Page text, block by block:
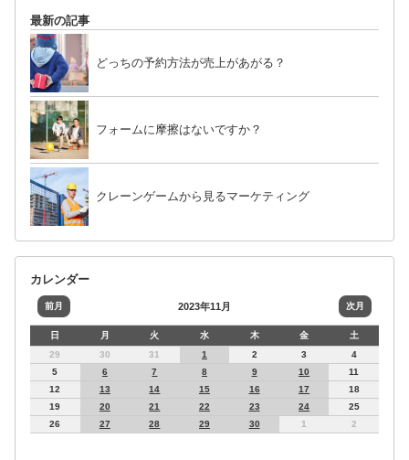
最新の記事
どっちの予約方法が売上があがる？
フォームに摩擦はないですか？
クレーンゲームから見るマーケティング
カレンダー
前月 2023年11月 次月
日 月 火 水 木 金
土
29
30 31 1 2 3
4
5
6 7 8 9 10
11
12
13 14 15 16 17
18
19
20 21 22 23 24
25
26
27 28 29 30 1 2